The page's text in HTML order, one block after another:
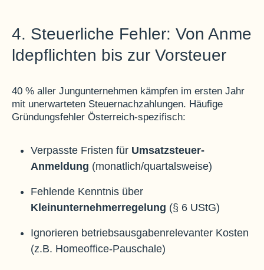
4. Steuerliche Fehler: Von Anme
ldepflichten bis zur Vorsteuer
40 % aller Jungunternehmen kämpfen im ersten Jahr
mit unerwarteten Steuernachzahlungen. Häufige
Gründungsfehler Österreich-spezifisch:
Verpasste Fristen für Umsatzsteuer-
Anmeldung (monatlich/quartalsweise)
Fehlende Kenntnis über
Kleinunternehmerregelung (§ 6 UStG)
Ignorieren betriebsausgabenrelevanter Kosten
(z.B. Homeoffice-Pauschale)